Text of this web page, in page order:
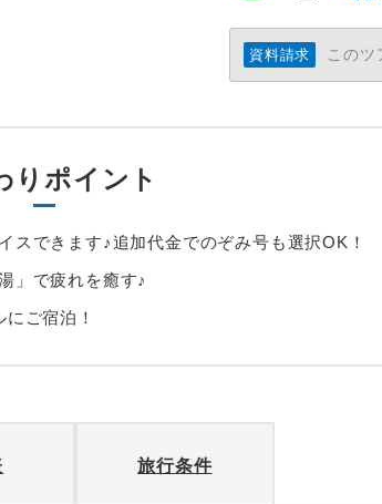
資料請求 このツ
りポイント
スできます♪追加代金でのぞみ号も選択OK！
」で疲れを癒す♪
ご宿泊！
旅行条件